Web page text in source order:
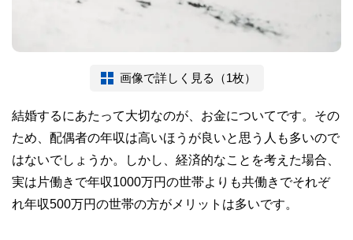
画像で詳しく見る（1枚）
結婚するにあたって大切なのが、お金についてです。その
ため、配偶者の年収は高いほうが良いと思う人も多いので
はないでしょうか。しかし、経済的なことを考えた場合、
実は片働きで年収1000万円の世帯よりも共働きでそれぞ
れ年収500万円の世帯の方がメリットは多いです。